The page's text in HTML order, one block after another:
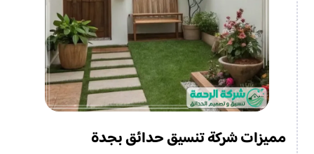
مميزات شركة تنسيق حدائق بجدة